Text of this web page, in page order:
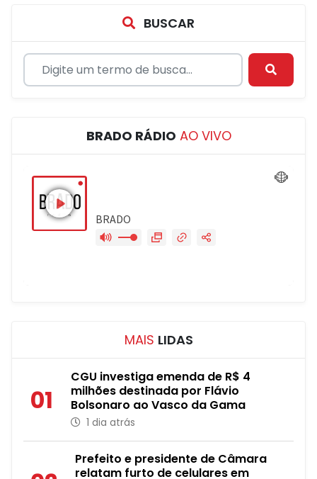
BUSCAR
BRADO RÁDIO AO VIVO
MAIS LIDAS
01
CGU investiga emenda de R$ 4
milhões destinada por Flávio
Bolsonaro ao Vasco da Gama
1 dia atrás
Prefeito e presidente de Câmara
relatam furto de celulares em